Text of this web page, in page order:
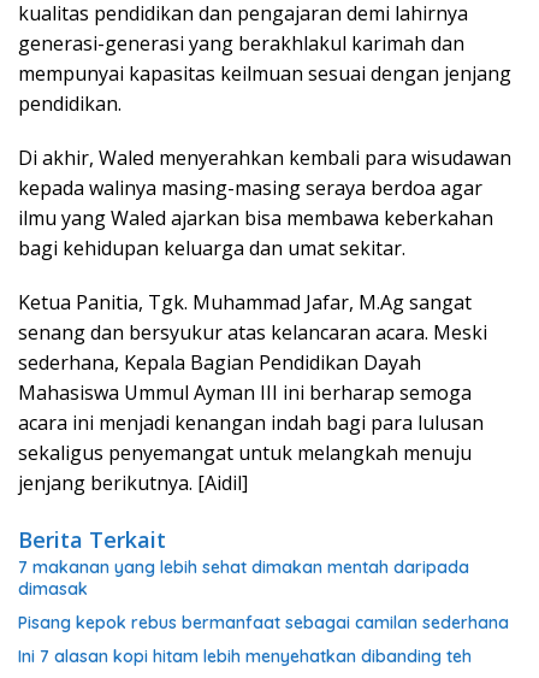
kualitas pendidikan dan pengajaran demi lahirnya
generasi-generasi yang berakhlakul karimah dan
mempunyai kapasitas keilmuan sesuai dengan jenjang
pendidikan.
Di akhir, Waled menyerahkan kembali para wisudawan
kepada walinya masing-masing seraya berdoa agar
ilmu yang Waled ajarkan bisa membawa keberkahan
bagi kehidupan keluarga dan umat sekitar.
Ketua Panitia, Tgk. Muhammad Jafar, M.Ag sangat
senang dan bersyukur atas kelancaran acara. Meski
sederhana, Kepala Bagian Pendidikan Dayah
Mahasiswa Ummul Ayman III ini berharap semoga
acara ini menjadi kenangan indah bagi para lulusan
sekaligus penyemangat untuk melangkah menuju
jenjang berikutnya. [Aidil]
Berita Terkait
7 makanan yang lebih sehat dimakan mentah daripada
dimasak
Pisang kepok rebus bermanfaat sebagai camilan sederhana
Ini 7 alasan kopi hitam lebih menyehatkan dibanding teh